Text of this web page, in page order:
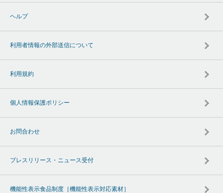
ヘルプ
利用者情報の外部送信について
利用規約
個人情報保護ポリシー
お問合わせ
プレスリリース・ニュース受付
機能性表示食品制度［機能性表示対応素材］